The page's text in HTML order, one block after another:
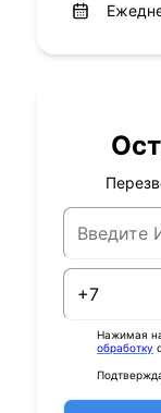
Нажимая
обработку